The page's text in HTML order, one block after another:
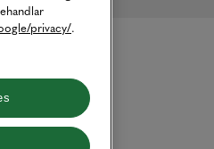
privacy/.